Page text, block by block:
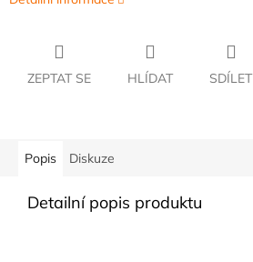
ZEPTAT SE HLÍDAT SDÍLET
Popis Diskuze
Detailní popis produktu